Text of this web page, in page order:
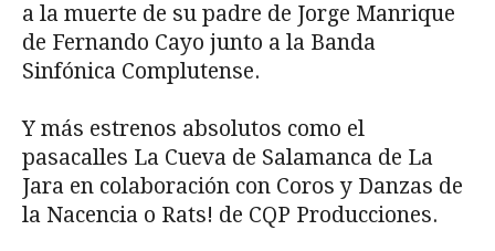
a la muerte de su padre de Jorge Manrique
de Fernando Cayo junto a la Banda
Sinfónica Complutense.
Y más estrenos absolutos como el
pasacalles La Cueva de Salamanca de La
Jara en colaboración con Coros y Danzas de
la Nacencia o Rats! de CQP Producciones.